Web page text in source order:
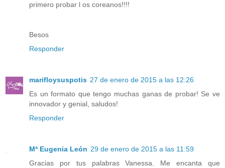
primero probar l os coreanos!!!!
Besos
Responder
marifloysuspotis 27 de enero de 2015 a las 12:26
Es un formato que tengo muchas ganas de probar! Se ve
innovador y genial, saludos!
Responder
Mª Eugenia León 29 de enero de 2015 a las 11:59
Gracias por tus palabras Vanessa. Me encanta que